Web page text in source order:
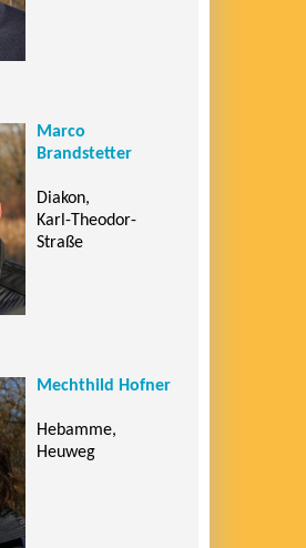
Marco
Brandstetter
Diakon,
Karl-Theodor-
Straße
Mechthild Hofner
Hebamme,
Heuweg